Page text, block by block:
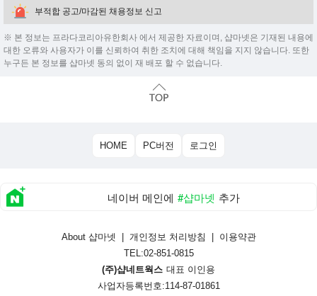
부적합 공고/마감된 채용정보 신고
※ 본 정보는 프라다코리아유한회사 에서 제공한 자료이며, 샵마넷은 기재된 내용에
대한 오류와 사용자가 이를 신뢰하여 취한 조치에 대해 책임을 지지 않습니다. 또한
누구든 본 정보를 샵마넷 동의 없이 재 배포 할 수 없습니다.
HOME PC버전 로그인
네이버 메인에 #샵마넷 추가
About 샵마넷 개인정보 처리방침
이용약관
TEL:02-851-0815
(주)샵네트웍스 대표 이인용
사업자등록번호:114-87-01861